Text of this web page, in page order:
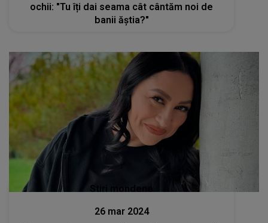
ochii: "Tu îți dai seama cât cântăm noi de
banii ăștia?"
Stiri mondene
26 mar 2024